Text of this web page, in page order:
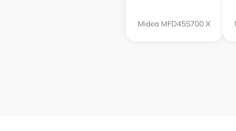
Midea MFD45S700 X